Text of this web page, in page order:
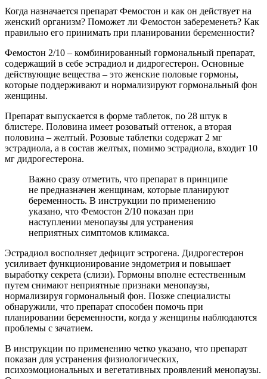
Когда назначается препарат Фемостон и как он действует на
женский организм? Поможет ли Фемостон забеременеть? Как
правильно его принимать при планировании беременности?
Фемостон 2/10 – комбинированный гормональный препарат,
содержащий в себе эстрадиол и дидрогестерон. Основные
действующие вещества – это женские половые гормоны,
которые поддерживают и нормализируют гормональный фон
женщины.
Препарат выпускается в форме таблеток, по 28 штук в
блистере. Половина имеет розоватый оттенок, а вторая
половина – желтый. Розовые таблетки содержат 2 мг
эстрадиола, а в состав желтых, помимо эстрадиола, входит 10
мг дидрогестерона.
Важно сразу отметить, что препарат в принципе
не предназначен женщинам, которые планируют
беременность. В инструкции по применению
указано, что Фемостон 2/10 показан при
наступлении менопаузы для устранения
неприятных симптомов климакса.
Эстрадиол восполняет дефицит эстрогена. Дидрогестерон
усиливает функционирование эндометрия и повышает
выработку секрета (слизи). Гормоны вполне естественным
путем снимают неприятные признаки менопаузы,
нормализируя гормональный фон. Позже специалисты
обнаружили, что препарат способен помочь при
планировании беременности, когда у женщины наблюдаются
проблемы с зачатием.
В инструкции по применению четко указано, что препарат
показан для устранения физиологических,
психоэмоциональных и вегетативных проявлений менопаузы.